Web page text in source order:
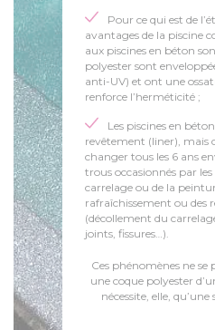
Pour ce qui est de
avantages de la piscine
aux piscines en béton
polyester sont
anti-UV) et ont une
renforce l’herméticité ;
Les piscines en
revêtement (liner), mais
changer tous les 6 ans
trous occasionnés par
carrelage ou de la
rafraîchissement ou des
(décollement du
joints, fissures…).
Ces phénomènes ne se
une coque polyester
nécessite, elle,